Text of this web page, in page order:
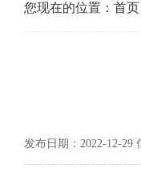
您现在的位置： 首页
发布日期：2022-12-29